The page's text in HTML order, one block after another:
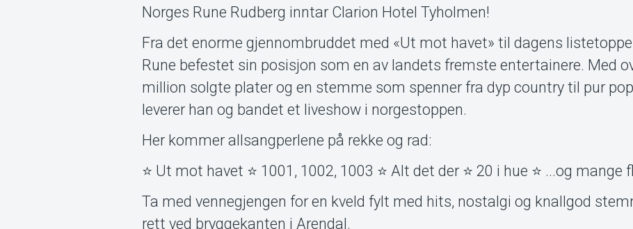
Norges Rune Rudberg inntar Clarion Hotel Tyholmen!
Fra det enorme gjennombruddet med «Ut mot havet» til dagens
Rune befestet sin posisjon som en av landets fremste entertainere. Med
million solgte plater og en stemme som spenner fra dyp country til pur
leverer han og bandet et liveshow i norgestoppen.
Her kommer allsangperlene på rekke og rad:
⭐ Ut mot havet ⭐ 1001, 1002, 1003 ⭐ Alt det der ⭐ 20 i hue ⭐ ...og mange
Ta med vennegjengen for en kveld fylt med hits, nostalgi og knallgod
rett ved bryggekanten i Arendal.